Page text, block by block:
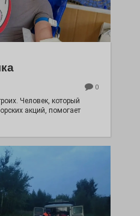
0
Человек, который
акций, помогает